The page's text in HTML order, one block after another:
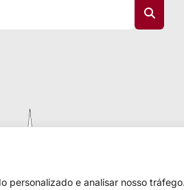
personalizado e analisar nosso